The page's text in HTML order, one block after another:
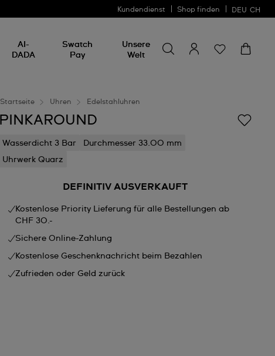
Kundendienst Shop finden DEU CH
AI-
DADA
Swatch
Pay
Unsere
Welt
etwas
suchen
Startseite Uhren Edelstahluhren
PINKAROUND
Wasserdicht 3 Bar
Durchmesser 33.00 mm
Uhrwerk Quarz
DEFINITIV AUSVERKAUFT
Kostenlose Priority Lieferung für alle Bestellungen ab
CHF 30.-
Sichere Online-Zahlung
Kostenlose Geschenknachricht beim Bezahlen
Zufrieden oder Geld zurück